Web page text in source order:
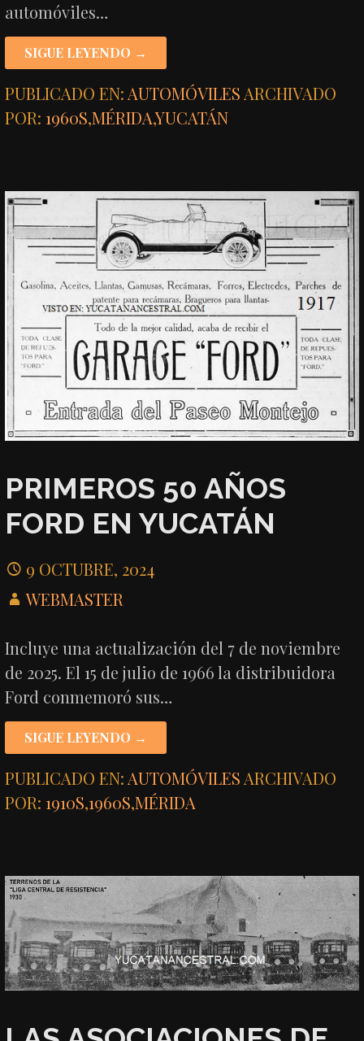
automóviles…
SIGUE LEYENDO →
PUBLICADO EN: AUTOMÓVILES ARCHIVADO
POR:1960S,MÉRIDA,YUCATÁN
PRIMEROS 50 AÑOS
FORD EN YUCATÁN
9 OCTUBRE, 2024
WEBMASTER
Incluye una actualización del 7 de noviembre
de 2025. El 15 de julio de 1966 la distribuidora
Ford conmemoró sus…
SIGUE LEYENDO →
PUBLICADO EN: AUTOMÓVILES ARCHIVADO
POR:1910S,1960S,MÉRIDA